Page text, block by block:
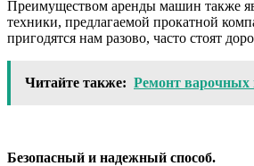
Преимуществом аренды машин также
техники, предлагаемой прокатной
пригодятся нам разово, часто стоят
Читайте также: Ремонт варочных
Безопасный и надежный способ.